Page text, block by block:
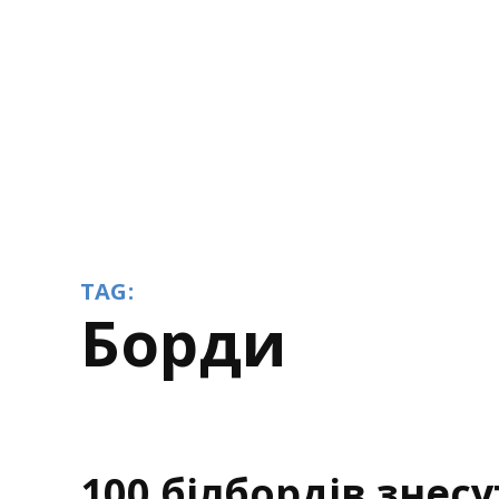
TAG:
борди